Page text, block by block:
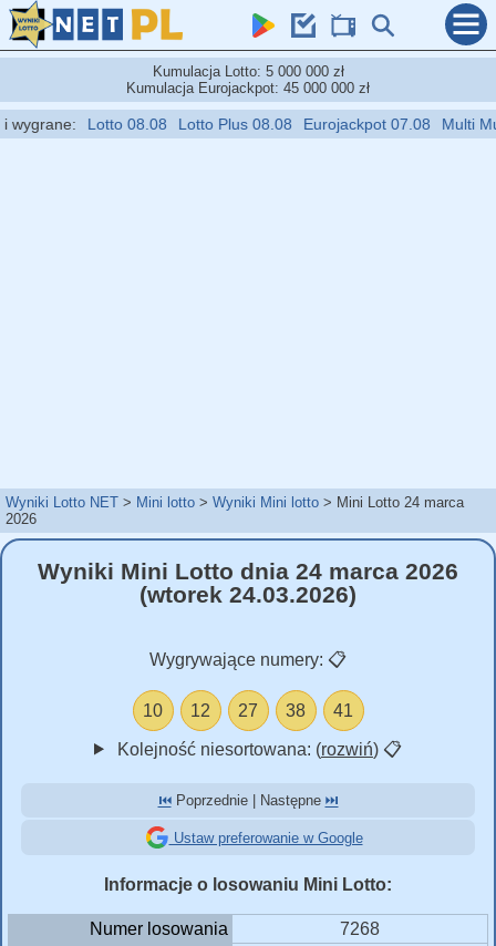
Kumulacja Lotto: 5 000 000 zł
Kumulacja Eurojackpot: 45 000 000 zł
Lotto 08.08 Lotto Plus 08.08 Eurojackpot 07.08 Multi Multi
Wyniki Lotto NET Mini lotto Wyniki Mini lotto
Mini Lotto 24 marca
2026
Wyniki Mini Lotto dnia 24 marca 2026
(wtorek 24.03.2026)
Wygrywające numery: 📋
10 12 27 38 41
Kolejność niesortowana: (rozwiń) 📋
⏮️Poprzednie | Następne ⏭️
Ustaw preferowanie w Google
Informacje o losowaniu Mini Lotto:
Numer losowania
7268